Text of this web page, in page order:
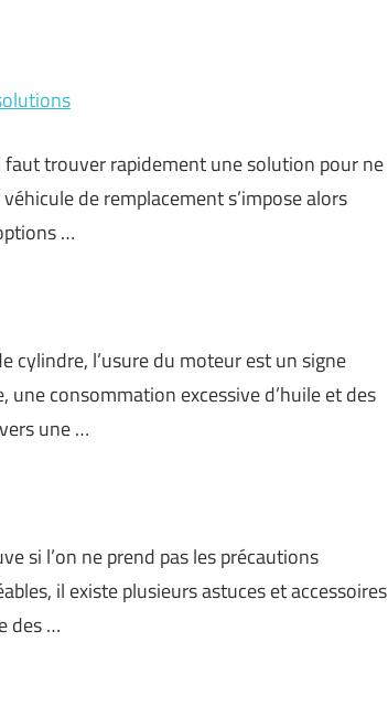
trouver rapidement une solution pour ne
de remplacement s’impose alors
…
cylindre, l’usure du moteur est un signe
consommation excessive d’huile et des
une …
si l’on ne prend pas les précautions
il existe plusieurs astuces et accessoires
des …